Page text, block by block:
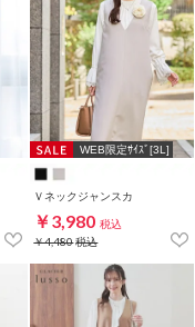
WEB限定ｻｲｽﾞ[3L]
Ｖネックジャンスカ
￥3,980 税込
￥4,480税込